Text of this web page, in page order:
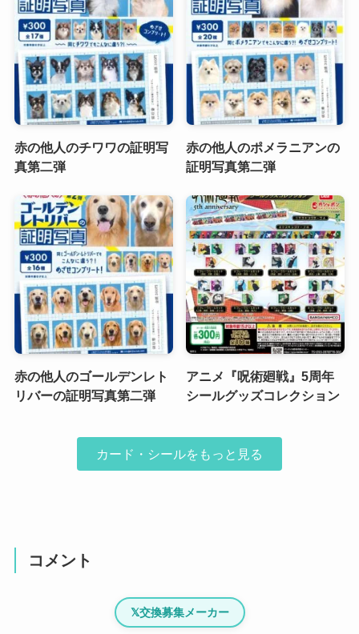
赤の他人のチワワの証明写
真第二弾
赤の他人のポメラニアンの
証明写真第二弾
赤の他人のゴールデンレト
リバーの証明写真第二弾
アニメ『呪術廻戦』5周年
シールグッズコレクション
カード・シールをもっと見る
コメント
𝕏交換募集メーカー